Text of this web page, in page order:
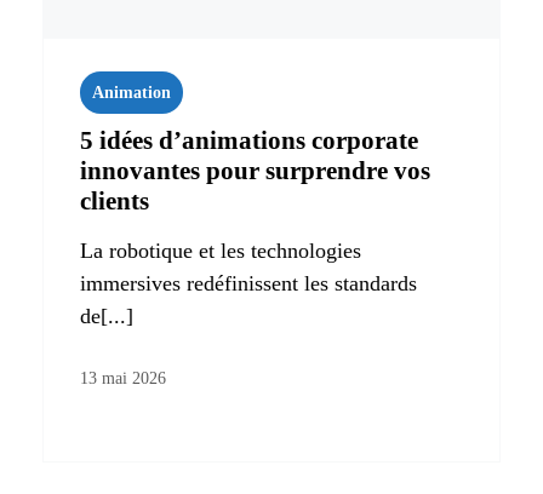
Animation
5 idées d’animations corporate
innovantes pour surprendre vos
clients
La robotique et les technologies
immersives redéfinissent les standards
de[...]
13 mai 2026